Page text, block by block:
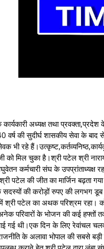
अध्यक्ष तथा
की सुदीर्घ शासकीय सेवा के बाद
भी रहे
को मिल चुका है।श्री पटेल श्री
कर्मचारी संघ के
पटेल की जीत का मार्जिन
सदस्यों की करोड़ों रुपए की लगभग
श्री पटेल का अथक परिश्रम
परिवारों के भोजन की कई हफ्तों
थी।एक दिन के लिए रेवांचल
राजनीति के अलावा भोपाल की